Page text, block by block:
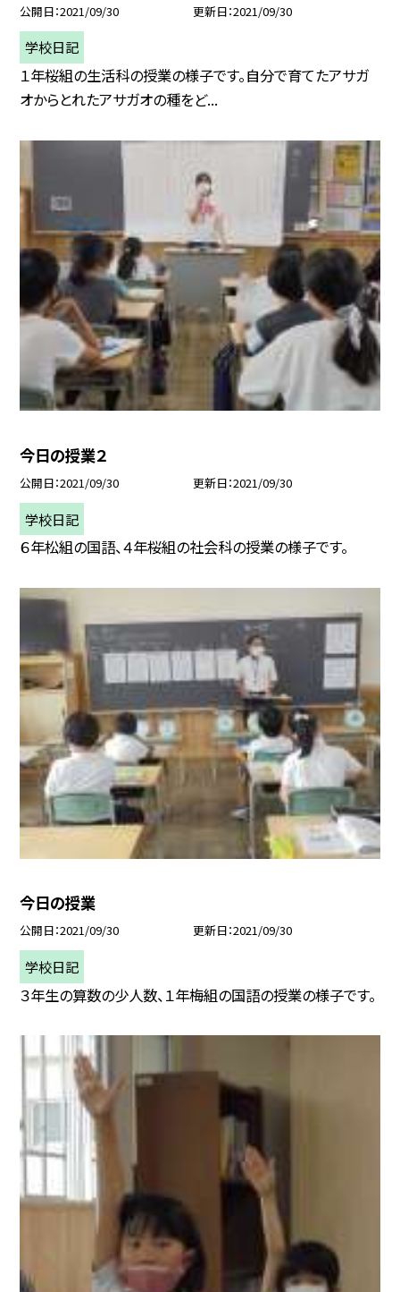
公開日 2021/09/30 更新日 2021/09/30
学校日記
１年桜組の生活科の授業の様子です。自分で育てたアサガ
オからとれたアサガオの種をど...
今日の授業２
公開日 2021/09/30 更新日 2021/09/30
学校日記
６年松組の国語、４年桜組の社会科の授業の様子です。
今日の授業
公開日 2021/09/30 更新日 2021/09/30
学校日記
３年生の算数の少人数、１年梅組の国語の授業の様子です。